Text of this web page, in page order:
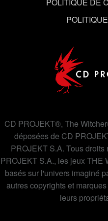
CD PROJEKT®, The
déposées de CD
PROJEKT S.A. Tous
PROJEKT S.A., les jeux THE
basés sur l'univers imaginé
autres copyrights et
leurs